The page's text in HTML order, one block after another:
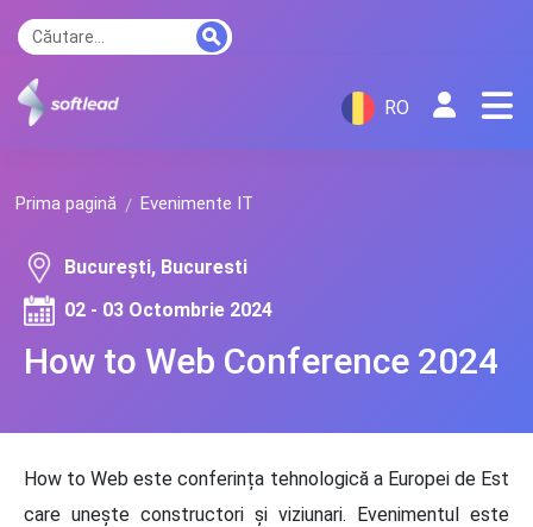
RO
Prima pagină Evenimente IT
How to Web Conference 2024
București, Bucuresti
02 - 03 Octombrie 2024
How to Web este conferința tehnologică a Europei de Est
care unește constructori și viziunari. Evenimentul este